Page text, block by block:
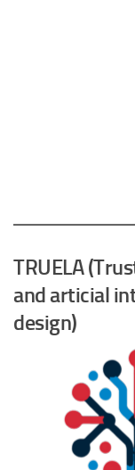
TRUELA
and articial
design)